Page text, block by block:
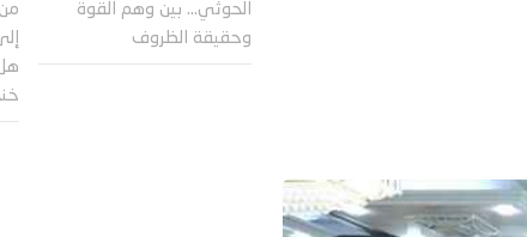
الحوثي... بين وهم القوة
وحقيقة الظروف